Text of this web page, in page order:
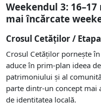
Weekendul 3:
mai încărcate
Crosul Cetăților /
Crosul Cetăților pornește
aduce în prim-plan ideea
patrimoniului și al
parte dintr-un concept mai
de identitatea locală.